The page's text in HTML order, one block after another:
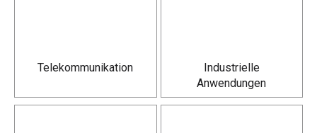
Telekommunikation
Industrielle
Anwendungen